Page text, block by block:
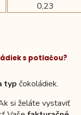
0,23
s potlačou?
typ čokoládiek.
si želáte vystaviť